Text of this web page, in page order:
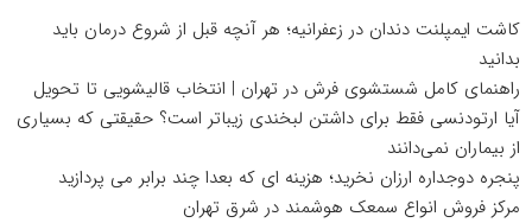
کاشت ایمپلنت دندان در زعفرانیه؛ هر آنچه قبل از شروع درمان باید
بدانید
راهنمای کامل شستشوی فرش در تهران | انتخاب قالیشویی تا تحویل
آیا ارتودنسی فقط برای داشتن لبخندی زیباتر است؟ حقیقتی که بسیاری
از بیماران نمی‌دانند
پنجره دوجداره ارزان نخرید؛ هزینه ای که بعدا چند برابر می پردازید
مرکز فروش انواع سمعک هوشمند در شرق تهران